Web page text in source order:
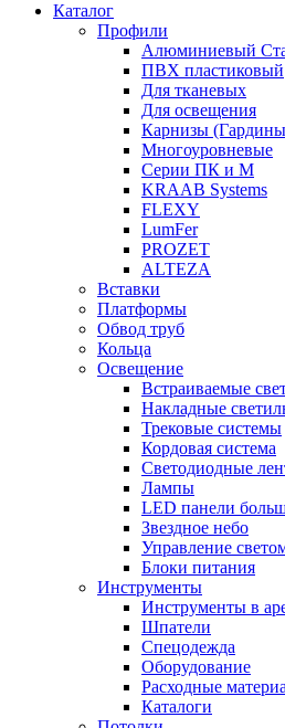
Каталог
Профили
Алюминиевый
ПВХ пластиковый
Для тканевых
Для освещения
Карнизы
Многоуровневые
Серии ПК и М
KRAAB Systems
FLEXY
LumFer
PROZET
ALTEZA
Вставки
Платформы
Обвод труб
Кольца
Освещение
Встраиваемые
Накладные
Трековые системы
Кордовая система
Светодиодные
Лампы
LED панели
Звездное небо
Управление
Блоки питания
Инструменты
Инструменты в
Шпатели
Спецодежда
Оборудование
Расходные
Каталоги